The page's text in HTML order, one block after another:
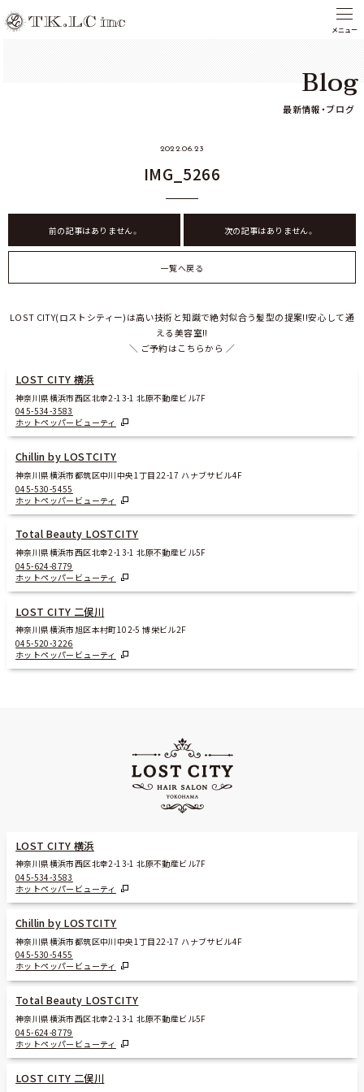
Blog
最新情報・ブログ
2022.06.23
IMG_5266
前の記事はありません。 次の記事はありません。
一覧へ戻る
LOST CITY(ロストシティー)は高い技術と知識で絶対似合う髪型の提案!!安心して通
える美容室!!
＼ ご予約はこちらから ／
LOST CITY 横浜
神奈川県横浜市西区北幸2-13-1 北原不動産ビル7F
045-534-3583
ホットペッパービューティ
Chillin by LOSTCITY
神奈川県横浜市都筑区中川中央1丁目22-17 ハナブサビル4F
045-530-5455
ホットペッパービューティ
Total Beauty LOSTCITY
神奈川県横浜市西区北幸2-13-1 北原不動産ビル5F
045-624-8779
ホットペッパービューティ
LOST CITY 二俣川
神奈川県横浜市旭区本村町102-5 博栄ビル2F
045-520-3226
ホットペッパービューティ
LOST CITY 横浜
神奈川県横浜市西区北幸2-13-1 北原不動産ビル7F
045-534-3583
ホットペッパービューティ
Chillin by LOSTCITY
神奈川県横浜市都筑区中川中央1丁目22-17 ハナブサビル4F
045-530-5455
ホットペッパービューティ
Total Beauty LOSTCITY
神奈川県横浜市西区北幸2-13-1 北原不動産ビル5F
045-624-8779
ホットペッパービューティ
LOST CITY 二俣川